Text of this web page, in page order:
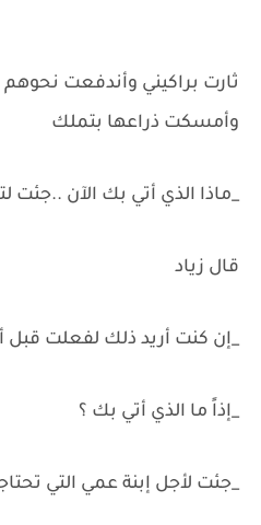
ثارت براكيني وأندفعت
وأمسكت ذراعها بتملك
_ماذا الذي أتي بك الآن ..جئت
قال زياد
_إن كنت أريد ذلك لفعلت قبل
_إذاً ما الذي أتي بك ؟
_جئت لأجل إبنة عمي التي